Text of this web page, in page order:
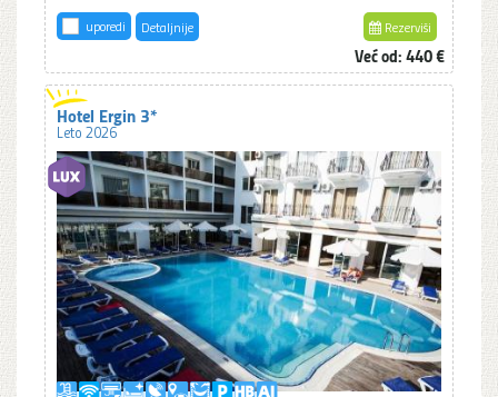
uporedi Detaljnije Rezerviši
Već od: 440 €
Hotel Ergin 3*
Leto 2026